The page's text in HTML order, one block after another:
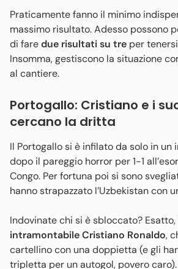
Praticamente fanno il minimo
massimo risultato. Adesso possono
di faredue risultati su tre per
Insomma, gestiscono la situazione
al cantiere.
Portogallo: Cristiano e i
cercano la dritta
Il Portogallo si è infilato da solo in un
dopo il pareggio horror per 1-1
Congo. Per fortuna poi si sono
hanno strapazzato l’Uzbekistan con
Indovinate chi si è sbloccato?
intramontabile Cristiano Ronaldo,
cartellino con una doppietta (e gli
tripletta per un autogol, povero